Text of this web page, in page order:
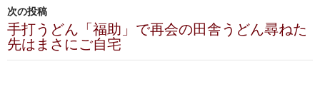
ビ
ゲ
ー
次の投稿
手打うどん「福助」で再会の田舎うどん尋ねた
先はまさにご自宅